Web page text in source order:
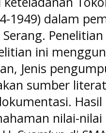
1949) dalam
ini
Jenis
sumber
nilai-